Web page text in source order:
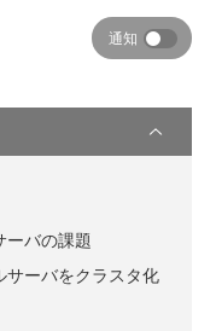
通知
ーバの課題
サーバをクラスタ化